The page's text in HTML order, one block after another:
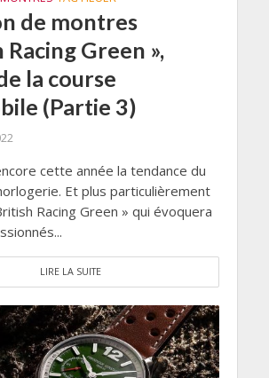
de montres
Racing Green »,
la course
(Partie 3)
cette année la tendance du
Et plus particulièrement
Racing Green » qui évoquera
LIRE LA SUITE